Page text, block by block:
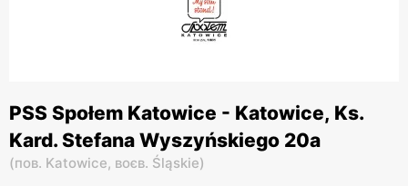
PSS Społem Katowice - Katowice, Ks.
Kard. Stefana Wyszyńskiego 20a
(пов. Katowice, воєв. Śląskie)